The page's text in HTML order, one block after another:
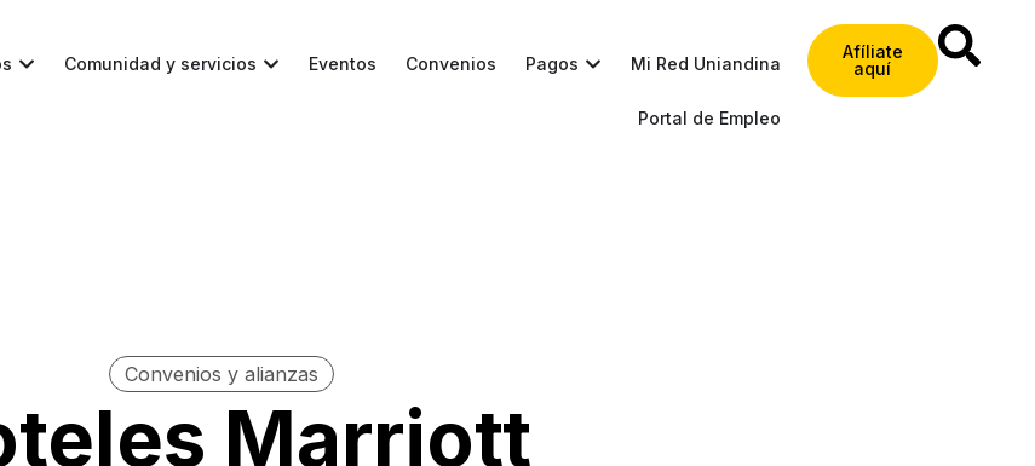
Comunidad y servicios Eventos Convenios Pagos Mi Red Uniandina
Portal de Empleo
Afíliate
aquí
Convenios y alianzas
Marriott